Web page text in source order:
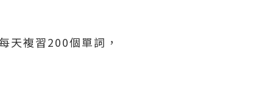
天複習200個單詞，